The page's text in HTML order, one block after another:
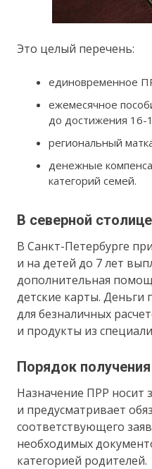
Это целый перечень:
единовременное
ежемесячное
до достижения 16-
региональный
денежные
категорий семей.
В северной столице
В Санкт-Петербурге
и на детей до 7 лет
дополнительная
детские карты. Деньги
для безналичных
и продукты из
Порядок получения
Назначение ПРР носит
и предусматривает
соответствующего
необходимых
категорией родителей.